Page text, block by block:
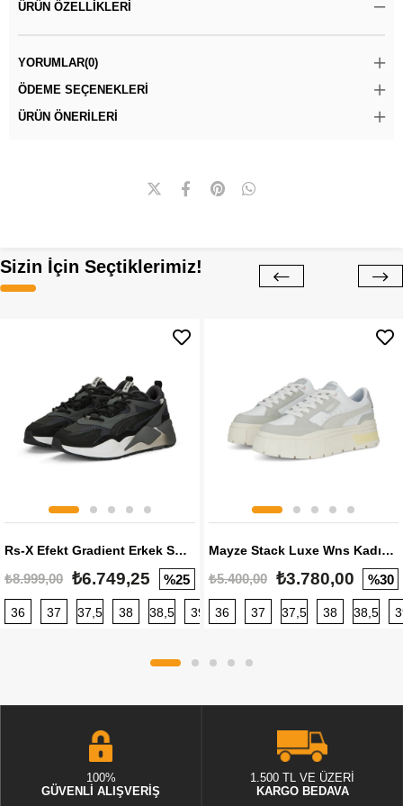
ÜRÜN ÖZELLIKLERI
YORUMLAR(0)
ÖDEME SEÇENEKLERI
ÜRÜN ÖNERILERI
Sizin İçin Seçtiklerimiz!
Rs-X Efekt Gradient Erkek Sneaker
₺8.999,00 ₺6.749,25 %25
36 37 37,5 38 38,5 39 40 40,5 41 42 42,5
Mayze Stack Luxe Wns Kadın Sneaker
₺5.400,00 ₺3.780,00 %30
36 37 37,5 38 38,5
100%
GÜVENLİ ALIŞVERİŞ
1.500 TL VE ÜZERİ
KARGO BEDAVA